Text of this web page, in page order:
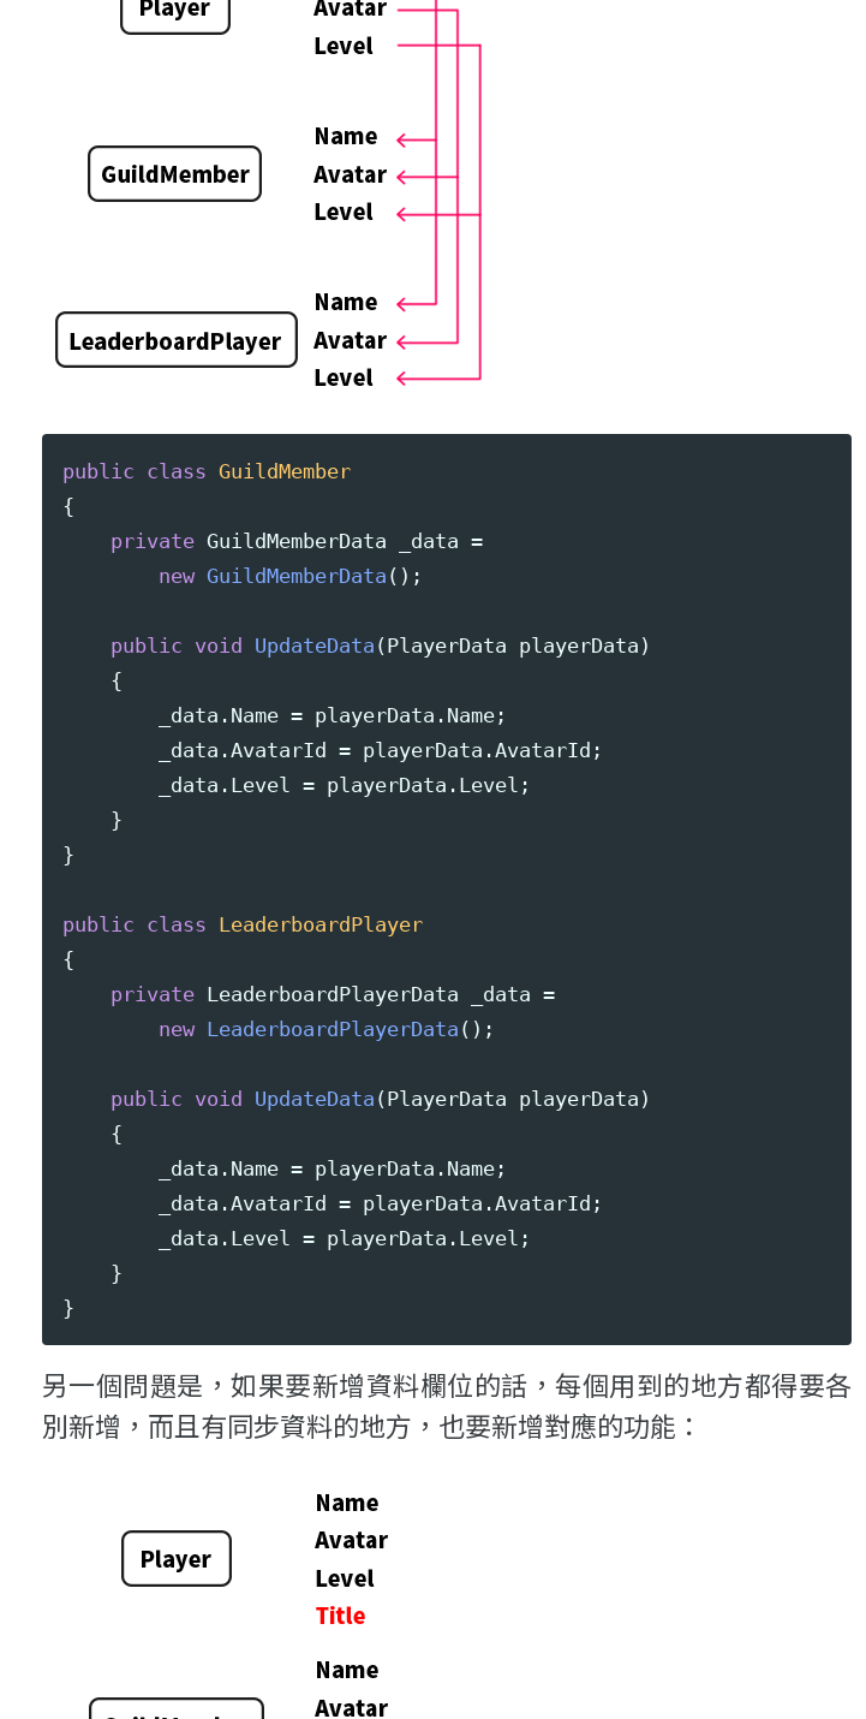
public class GuildMember
{
private GuildMemberData _data =
new GuildMemberData ();
public void UpdateData ( PlayerData playerData )
{
_data . Name = playerData . Name;
_data .AvatarId = playerData .AvatarId ;
_data . Level = playerData . Level ;
}
}
public class
LeaderboardPlayer
{
private
LeaderboardPlayerData _data =
new
LeaderboardPlayerData ();
public void UpdateData ( PlayerData playerData )
{
_data . Name = playerData . Name;
_data .AvatarId = playerData .AvatarId ;
_data . Level = playerData . Level ;
}
}
另一個問題是，如果要新增資料欄位的話，每個用到的地方都得要各
別新增，而且有同步資料的地方，也要新增對應的功能：